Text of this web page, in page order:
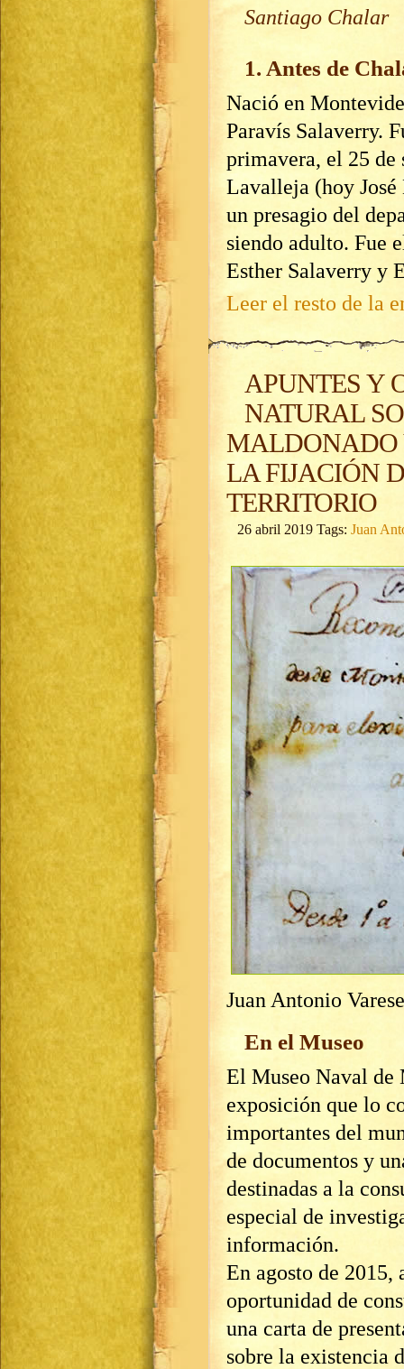
Santiago Chalar
1. Antes de
Nació en
Paravís Salaverry.
primavera, el 25 de
Lavalleja (hoy
un presagio del
siendo adulto. Fue
Esther Salaverry y
Leer el resto de la
APUNTES Y
NATURAL
MALDONADO
LA FIJACIÓN
TERRITORIO
26 abril 2019 Tags: Juan
Juan Antonio Varese
En el Museo
El Museo Naval de
exposición que lo
importantes del
de documentos y
destinadas a la
especial de
información.
En agosto de
oportunidad de
una carta de
sobre la existencia